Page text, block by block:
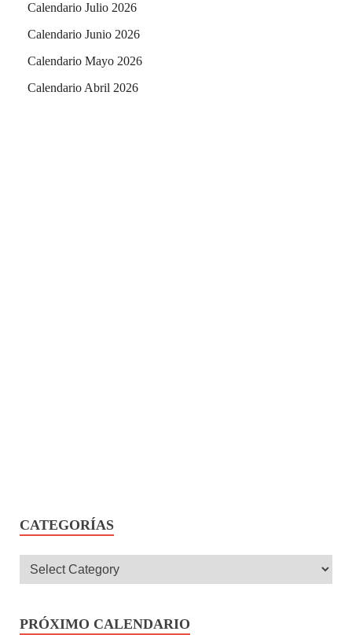
Calendario Julio 2026
Calendario Junio 2026
Calendario Mayo 2026
Calendario Abril 2026
CATEGORÍAS
PRÓXIMO CALENDARIO